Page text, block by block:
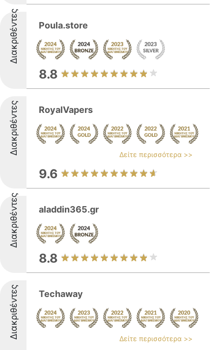
Διακριθέντες Poula.store
8.8
Διακριθέντες RoyalVapers
Δείτε περισσότερα >>
9.6
Διακριθέντες aladdin365.gr
8.8
Διακριθέντες Techaway
Δείτε περισσότερα >>